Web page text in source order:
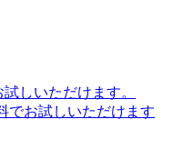
しいただけます。
でお試しいただけます